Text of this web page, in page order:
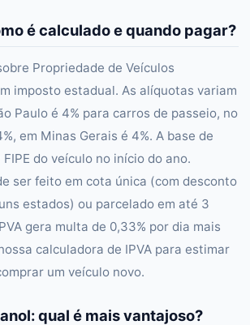
é calculado e quando pagar?
Propriedade de Veículos
imposto estadual. As alíquotas variam
Paulo é 4% para carros de passeio, no
em Minas Gerais é 4%. A base de
do veículo no início do ano.
ser feito em cota única (com desconto
estados) ou parcelado em até 3
gera multa de 0,33% por dia mais
calculadora de IPVA para estimar
um veículo novo.
qual é mais vantajoso?